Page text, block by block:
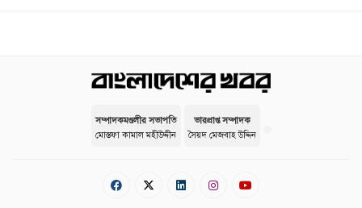
সম্পাদকমণ্ডলীর সভাপতি
মোস্তফা কামাল মহীউদ্দীন
ভারপ্রাপ্ত সম্পাদক
সৈয়দ মেজবাহ উদ্দিন